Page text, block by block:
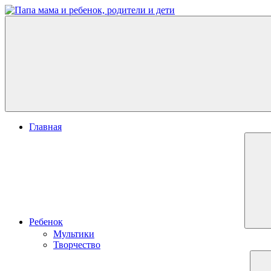
Перейти
к
Меню
Главная
Ребенок
Мультики
Творчество